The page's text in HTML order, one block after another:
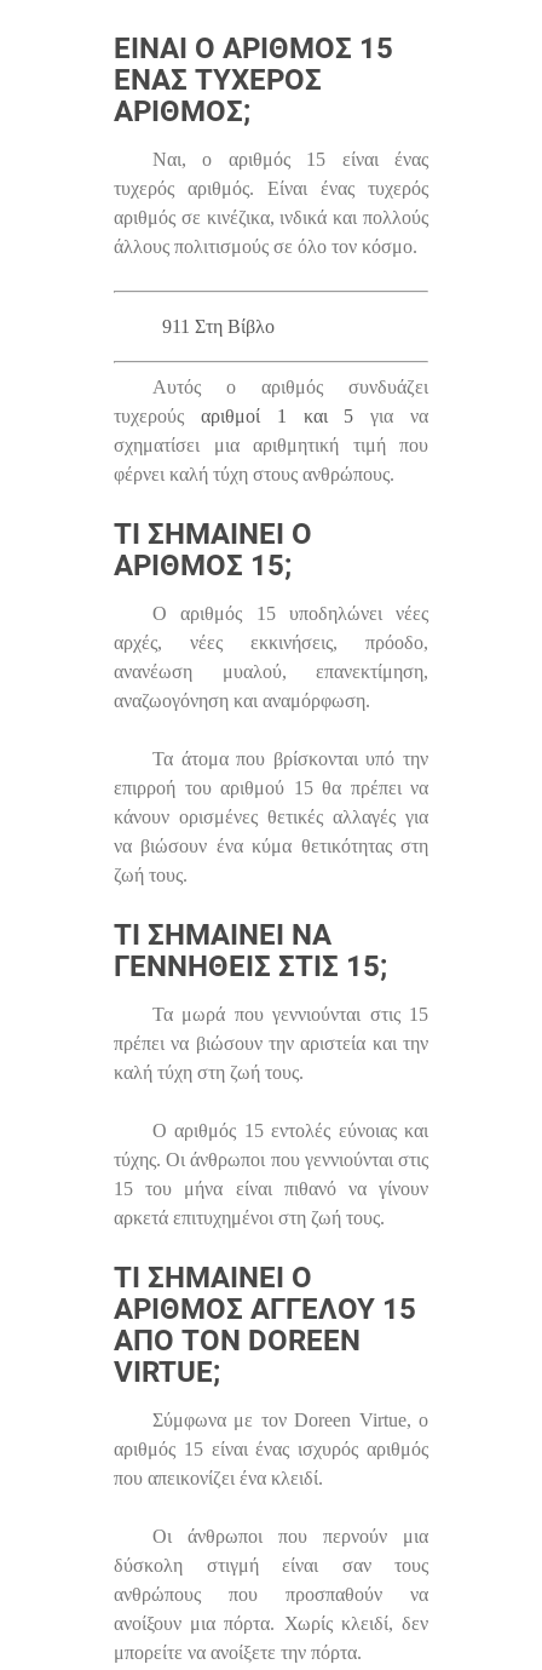
ΕΊΝΑΙ Ο ΑΡΙΘΜΌΣ 15
ΈΝΑΣ ΤΥΧΕΡΌΣ
ΑΡΙΘΜΌΣ;
Ναι, ο αριθμός 15 είναι ένας
τυχερός αριθμός. Είναι ένας τυχερός
αριθμός σε κινέζικα, ινδικά και πολλούς
άλλους πολιτισμούς σε όλο τον κόσμο.
911 Στη Βίβλο
Αυτός ο αριθμός συνδυάζει
τυχερούς αριθμοί 1 και 5 για να
σχηματίσει μια αριθμητική τιμή που
φέρνει καλή τύχη στους ανθρώπους.
ΤΙ ΣΗΜΑΊΝΕΙ Ο
ΑΡΙΘΜΌΣ 15;
Ο αριθμός 15 υποδηλώνει νέες
αρχές, νέες εκκινήσεις, πρόοδο,
ανανέωση μυαλού, επανεκτίμηση,
αναζωογόνηση και αναμόρφωση.
Τα άτομα που βρίσκονται υπό την
επιρροή του αριθμού 15 θα πρέπει να
κάνουν ορισμένες θετικές αλλαγές για
να βιώσουν ένα κύμα θετικότητας στη
ζωή τους.
ΤΙ ΣΗΜΑΊΝΕΙ ΝΑ
ΓΕΝΝΗΘΕΊΣ ΣΤΙΣ 15;
Τα μωρά που γεννιούνται στις 15
πρέπει να βιώσουν την αριστεία και την
καλή τύχη στη ζωή τους.
Ο αριθμός 15 εντολές εύνοιας και
τύχης. Οι άνθρωποι που γεννιούνται στις
15 του μήνα είναι πιθανό να γίνουν
αρκετά επιτυχημένοι στη ζωή τους.
ΤΙ ΣΗΜΑΊΝΕΙ Ο
ΑΡΙΘΜΌΣ ΑΓΓΈΛΟΥ 15
ΑΠΌ ΤΟΝ DOREEN
VIRTUE;
Σύμφωνα με τον Doreen Virtue, ο
αριθμός 15 είναι ένας ισχυρός αριθμός
που απεικονίζει ένα κλειδί.
Οι άνθρωποι που περνούν μια
δύσκολη στιγμή είναι σαν τους
ανθρώπους που προσπαθούν να
ανοίξουν μια πόρτα. Χωρίς κλειδί, δεν
μπορείτε να ανοίξετε την πόρτα.